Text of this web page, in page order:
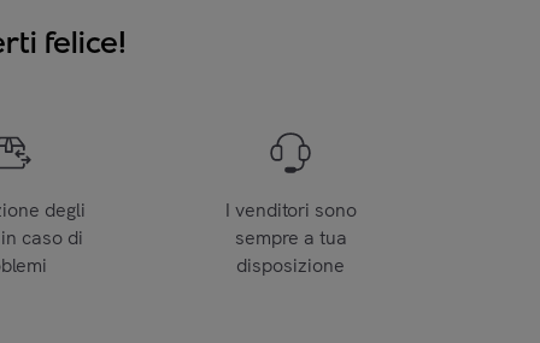
felice!
degli
caso di
I venditori sono
sempre a tua
disposizione